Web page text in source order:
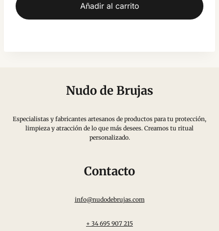
Añadir al carrito
Nudo de Brujas
Especialistas y fabricantes artesanos de productos para tu protección,
limpieza y atracción de lo que más desees. Creamos tu ritual
personalizado.
Contacto
info@nudodebrujas.com
+ 34 695 907 215